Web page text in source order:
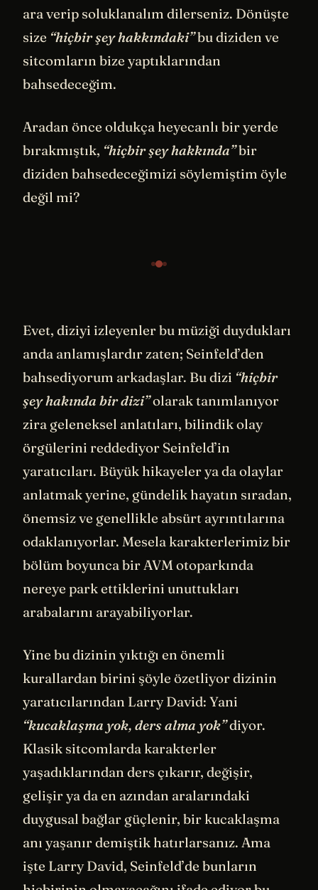
ara verip soluklanalım dilerseniz. Dönüşte
size “hiçbir şey hakkındaki”bu diziden ve
sitcomların bize yaptıklarından
bahsedeceğim.
Aradan önce oldukça heyecanlı bir yerde
bırakmıştık, “hiçbir şey hakkında”bir
diziden bahsedeceğimizi söylemiştim öyle
değil mi?
Evet, diziyi izleyenler bu müziği duydukları
anda anlamışlardır zaten; Seinfeld’den
bahsediyorum arkadaşlar. Bu dizi “hiçbir
şey hakında bir dizi”olarak tanımlanıyor
zira geleneksel anlatıları, bilindik olay
örgülerini reddediyor Seinfeld’in
yaratıcıları. Büyük hikayeler ya da olaylar
anlatmak yerine, gündelik hayatın sıradan,
önemsiz ve genellikle absürt ayrıntılarına
odaklanıyorlar. Mesela karakterlerimiz bir
bölüm boyunca bir AVM otoparkında
nereye park ettiklerini unuttukları
arabalarını arayabiliyorlar.
Yine bu dizinin yıktığı en önemli
kurallardan birini şöyle özetliyor dizinin
yaratıcılarından Larry David: Yani
“kucaklaşma yok, ders alma yok”diyor.
Klasik sitcomlarda karakterler
yaşadıklarından ders çıkarır, değişir,
gelişir ya da en azından aralarındaki
duygusal bağlar güçlenir, bir kucaklaşma
anı yaşanır demiştik hatırlarsanız. Ama
işte Larry David, Seinfeld’de bunların